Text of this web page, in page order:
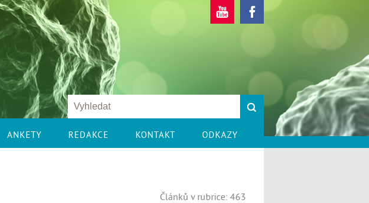
ANKETY REDAKCE KONTAKT ODKAZY
Článků v rubrice: 463